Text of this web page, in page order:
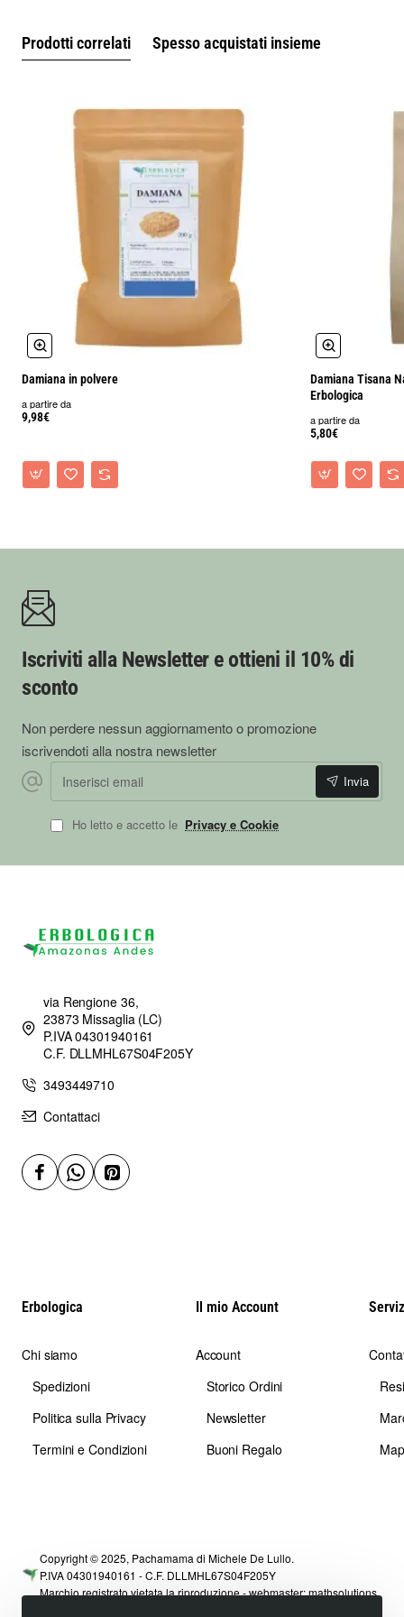
Prodotti correlati Spesso acquistati insieme
Damiana in polvere
a partire da
9,98€
Damiana Tisana
Erbologica
a partire da
5,80€
Iscriviti alla Newsletter e ottieni il 10% di
sconto
Non perdere nessun aggiornamento o promozione
iscrivendoti alla nostra newsletter
Inserisci email
Invia
Ho letto e accetto le Privacy e Cookie
via Rengione 36,
23873 Missaglia (LC)
P.IVA 04301940161
C.F. DLLMHL67S04F205Y
3493449710
Contattaci
Erbologica
Chi siamo
Spedizioni
Politica sulla Privacy
Termini e Condizioni
Il mio Account
Account
Storico Ordini
Newsletter
Buoni Regalo
Copyright © 2025, Pachamama di Michele De Lullo.
P.IVA 04301940161 - C.F. DLLMHL67S04F205Y
Marchio registrato vietata la riproduzione - webmaster:mathsolutions